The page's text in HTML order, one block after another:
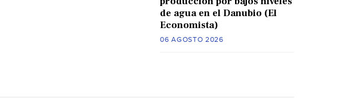
de agua en el Danubio (El
Economista)
06 AGOSTO 2026